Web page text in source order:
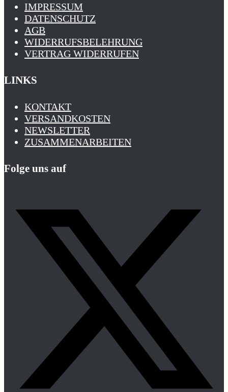
IMPRESSUM
DATENSCHUTZ
AGB
WIDERRUFSBELEHRUNG
VERTRAG WIDERRUFEN
LINKS
KONTAKT
VERSANDKOSTEN
NEWSLETTER
ZUSAMMENARBEITEN
Folge uns auf